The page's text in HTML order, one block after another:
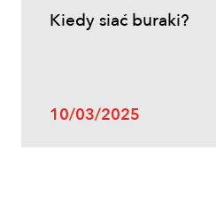
Inne
Kiedy siać buraki?
10/03/2025